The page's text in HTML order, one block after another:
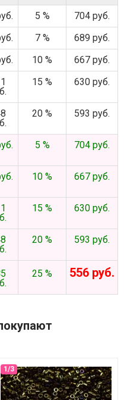
5 %
704 руб.
7 %
689 руб.
10 %
667 руб.
15 % 630 руб.
20 % 593 руб.
5 % 704 руб.
10 % 667 руб.
15 % 630 руб.
20 % 593 руб.
25 % 556 руб.